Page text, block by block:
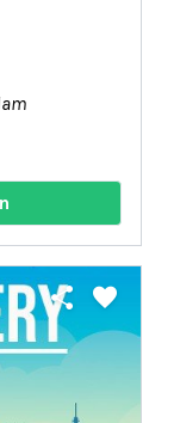
share favorite